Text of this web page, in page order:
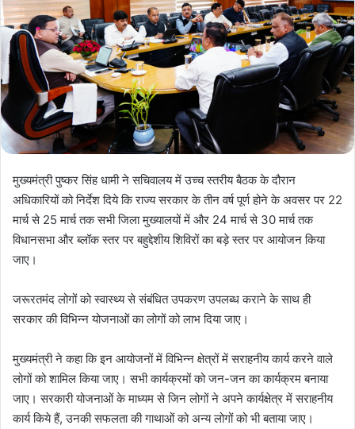
मुख्यमंत्री पुष्कर सिंह धामी ने सचिवालय में उच्च स्तरीय बैठक के दौरान
अधिकारियों को निर्देश दिये कि राज्य सरकार के तीन वर्ष पूर्ण होने के अवसर पर 22
मार्च से 25 मार्च तक सभी जिला मुख्यालयों में और 24 मार्च से 30 मार्च तक
विधानसभा और ब्लॉक स्तर पर बहुद्देशीय शिविरों का बड़े स्तर पर आयोजन किया
जाए।
जरूरतमंद लोगों को स्वास्थ्य से संबंधित उपकरण उपलब्ध कराने के साथ ही
सरकार की विभिन्न योजनाओं का लोगों को लाभ दिया जाए।
मुख्यमंत्री ने कहा कि इन आयोजनों में विभिन्न क्षेत्रों में सराहनीय कार्य करने वाले
लोगों को शामिल किया जाए। सभी कार्यक्रमों को जन-जन का कार्यक्रम बनाया
जाए। सरकारी योजनाओं के माध्यम से जिन लोगों ने अपने कार्यक्षेत्र में सराहनीय
कार्य किये हैं, उनकी सफलता की गाथाओं को अन्य लोगों को भी बताया जाए।